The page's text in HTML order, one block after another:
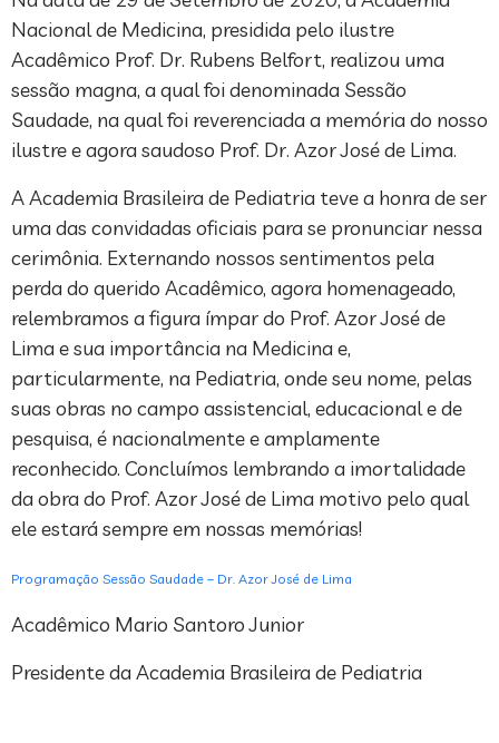
Nacional de Medicina, presidida pelo ilustre
Acadêmico Prof. Dr. Rubens Belfort, realizou uma
sessão magna, a qual foi denominada Sessão
Saudade, na qual foi reverenciada a memória do nosso
ilustre e agora saudoso Prof. Dr. Azor José de Lima.
A Academia Brasileira de Pediatria teve a honra de ser
uma das convidadas oficiais para se pronunciar nessa
cerimônia. Externando nossos sentimentos pela
perda do querido Acadêmico, agora homenageado,
relembramos a figura ímpar do Prof. Azor José de
Lima e sua importância na Medicina e,
particularmente, na Pediatria, onde seu nome, pelas
suas obras no campo assistencial, educacional e de
pesquisa, é nacionalmente e amplamente
reconhecido. Concluímos lembrando a imortalidade
da obra do Prof. Azor José de Lima motivo pelo qual
ele estará sempre em nossas memórias!
Programação Sessão Saudade – Dr. Azor José de Lima
Acadêmico Mario Santoro Junior
Presidente da Academia Brasileira de Pediatria